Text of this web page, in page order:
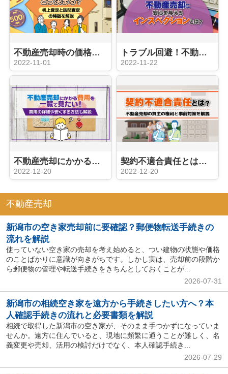
不動産売却時の価格はどう決まる？机上査定と訪問査定の特徴を解説
2022-11-01
トラブル回避！不動産売却に安心を与えるインスペクションとは？
2022-11-22
不動産売却にかかる費用を一覧で見たい！費用の詳細や安くする方法も解説
2022-12-20
契約不適合責任とは？不動産売却の買主の権利と事前対策を解説
2022-12-20
不動産売却
新潟市の空き家売却前に要確認？郵便物転送手続きの
流れを解説
使っていない空き家の売却を考え始めると、つい建物の状態や価格
のことばかりに意識が向きがちです。しかし実は、売却前の段階か
ら郵便物の管理や転送手続きをきちんとしておくことが...
2026-07-31
新潟市の相続空き家を遠方から手続きしたい方へ？本
人確認手続きの流れと必要書類を解説
相続で取得した新潟市の空き家が、そのまま手つかずになっていま
せんか。遠方に住んでいると、現地に頻繁に通うことが難しく、名
義変更や売却、活用の検討だけでなく、本人確認手続き...
2026-07-29